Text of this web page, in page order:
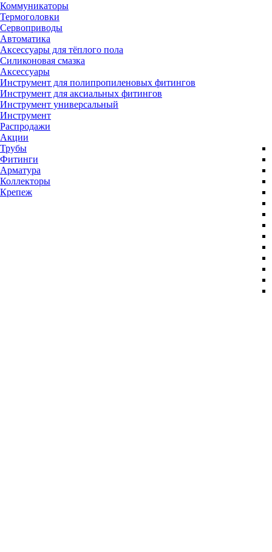
Коммуникаторы
Термоголовки
Сервоприводы
Автоматика
Аксессуары для тёплого пола
Силиконовая смазка
Аксессуары
Инструмент для полипропиленовых фитингов
Инструмент для аксиальных фитингов
Инструмент универсальный
Инструмент
Распродажи
Акции
Трубы
Фитинги
Арматура
Коллекторы
Крепеж